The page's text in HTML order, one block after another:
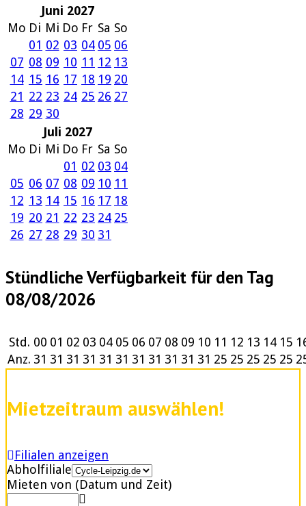
Juni 2027
Mo Di Mi Do Fr Sa So
01 02 03 04 05 06
07 08 09 10 11 12 13
14 15 16 17 18 19 20
21 22 23 24 25 26 27
28 29 30
Juli 2027
Mo Di Mi Do Fr Sa So
01 02 03 04
05 06 07 08 09 10 11
12 13 14 15 16 17 18
19 20 21 22 23 24 25
26 27 28 29 30 31
Stündliche Verfügbarkeit für den Tag
08/08/2026
Std. 00 01 02 03 04 05 06 07 08 09 10 11 12 13 14 15
Anz. 31 31 31 31 31 31 31 31 31 31 31 25 25 25 25 25
Mietzeitraum auswählen!
Filialen anzeigen
Abholfiliale
Mieten von (Datum und Zeit)